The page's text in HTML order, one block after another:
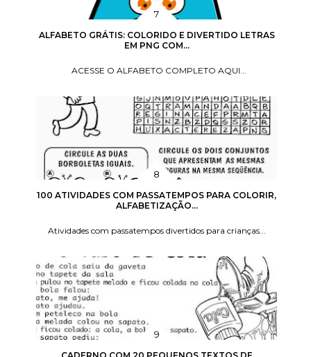
ALFABETO GRÁTIS: COLORIDO E DIVERTIDO LETRAS
EM PNG COM...
ACESSE O ALFABETO COMPLETO AQUI...
100 ATIVIDADES COM PASSATEMPOS PARA COLORIR,
ALFABETIZAÇÃO...
Atividades com passatempos divertidos para crianças...